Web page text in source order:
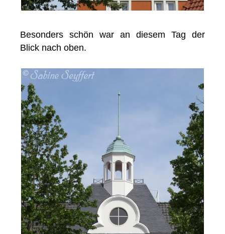
Besonders schön war an diesem Tag der
Blick nach oben.